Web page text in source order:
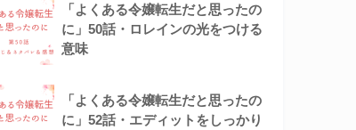
「よくある令嬢転生だと思ったの
に」50話・ロレインの光をつける
意味
「よくある令嬢転生だと思ったの
に」52話・エディットをしっかり